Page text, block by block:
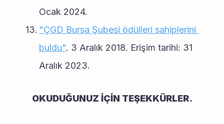
Ocak 2024.
"ÇGD Bursa Şubesi ödülleri sahiplerini
buldu". 3 Aralık 2018. Erişim tarihi: 31
Aralık 2023.
OKUDUĞUNUZ İÇİN TEŞEKKÜRLER.